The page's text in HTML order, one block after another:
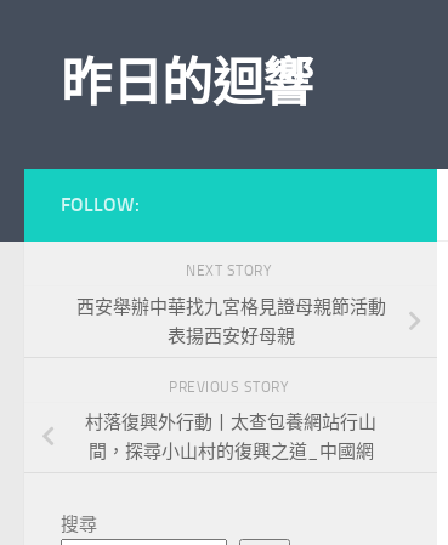
昨日的迴響
FOLLOW:
NEXT STORY
西安舉辦中華找九宮格見證母親節活動
表揚西安好母親
PREVIOUS STORY
村落復興外行動丨太查包養網站行山
間，探尋小山村的復興之道_中國網
搜尋